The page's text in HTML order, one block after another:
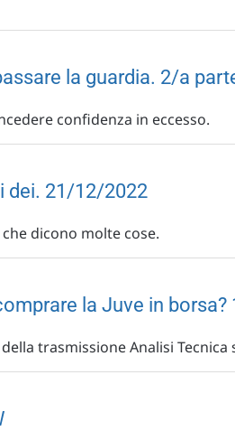
la guardia. 2/a
confidenza in eccesso.
dei. 21/12/2022
dicono molte cose.
la Juve in
trasmissione Analisi Tecnica